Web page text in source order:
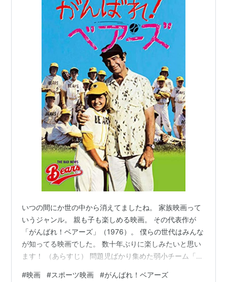
いつの間にか世の中から消えてましたね。 家族映画って
いうジャンル。 親も子も楽しめる映画。 その代表作が
「がんばれ！ベアーズ」（1976）。 僕らの世代はみんな
が知ってる映画でした。 数十年ぶりに楽しみたいと思い
ます！ （あらすじ） 問題児ばかり集めた弱小チーム「ベ
ーグのプロ野球選手。最初は全くやる気がなかったが、
#映画 #スポーツ映画 #がんばれ！ベアーズ